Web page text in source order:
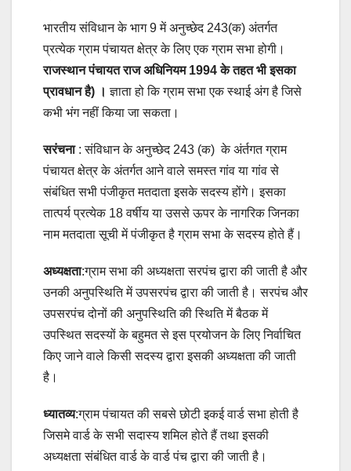
भारतीय संविधान के भाग 9 में अनुच्छेद 243(क) अंतर्गत
प्रत्येक ग्राम पंचायत क्षेत्र के लिए एक ग्राम सभा होगी।
राजस्थान पंचायत राज अधिनियम 1994 के तहत भी इसका
प्रावधान है) । ज्ञाता हो कि ग्राम सभा एक स्थाई अंग है जिसे
कभी भंग नहीं किया जा सकता।
सरंचना: संविधान के अनुच्छेद 243 (क) के अंर्तगत ग्राम
पंचायत क्षेत्र के अंतर्गत आने वाले समस्त गांव या गांव से
संबंधित सभी पंजीकृत मतदाता इसके सदस्य होंगे। इसका
तात्पर्य प्रत्येक 18 वर्षीय या उससे ऊपर के नागरिक जिनका
नाम मतदाता सूची में पंजीकृत है ग्राम सभा के सदस्य होते हैं।
अध्यक्षता:ग्राम सभा की अध्यक्षता सरपंच द्वारा की जाती है और
उनकी अनुपस्थिति में उपसरपंच द्वारा की जाती है। सरपंच और
उपसरपंच दोनों की अनुपस्थिति की स्थिति में बैठक में
उपस्थित सदस्यों के बहुमत से इस प्रयोजन के लिए निर्वाचित
किए जाने वाले किसी सदस्य द्वारा इसकी अध्यक्षता की जाती
है।
ध्यातव्य:ग्राम पंचायत की सबसे छोटी इकई वार्ड सभा होती है
जिसमे वार्ड के सभी सदास्य शमिल होते हैं तथा इसकी
अध्यक्षता संबंधित वार्ड के वार्ड पंच द्वारा की जाती है।